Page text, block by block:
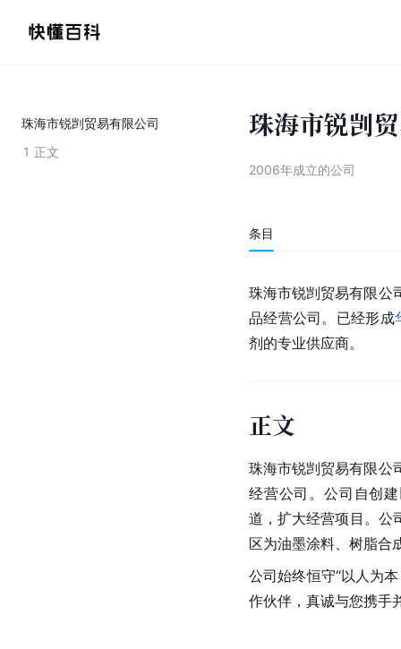
珠海市锐剀贸易有限公司
1 正文
珠海市锐剀
2006年成立的公司
条目
珠海市锐剀贸易有限公
品经营公司。已经形成
剂的专业供应商。
正文
珠海市锐剀贸易有限公
经营公司。公司自创
道，扩大经营项目。公
区为油墨涂料、树脂合
公司始终恒守“以人为
作伙伴，真诚与您携手